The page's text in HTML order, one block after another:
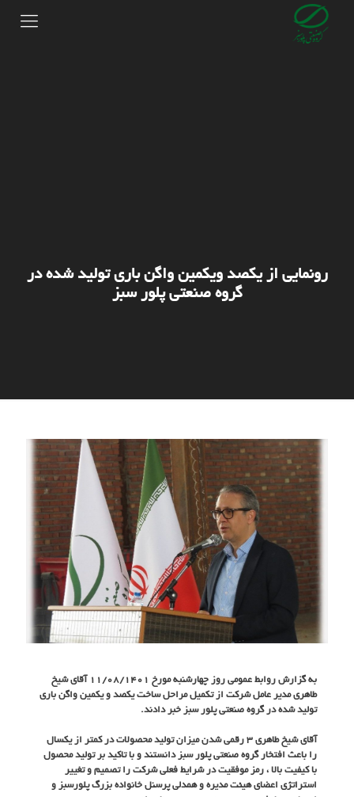
رونمایی از یکصد ویکمین واگن باری تولید شده در
گروه صنعتی پلور سبز
به گزارش روابط عمومی روز چهارشنبه مورخ ۱۱/۰۸/۱۴۰۱ آقای شیخ
طاهری مدیر عامل شرکت از تکمیل مراحل ساخت یکصد و یکمین واگن باری
تولید شده در گروه صنعتی پلور سبز خبر دادند.
آقای شیخ طاهری ۳ رقمی شدن میزان تولید محصولات در کمتر از یکسال
را باعث افتخار گروه صنعتی پلور سبز دانستند و با تاکید بر تولید محصول
با کیفیت بالا ، رمز موفقیت در شرایط فعلی شرکت را تصمیم و تغییر
استراتژی اعضای هیئت مدیره و همدلی پرسنل خانواده بزرگ پلورسبز و